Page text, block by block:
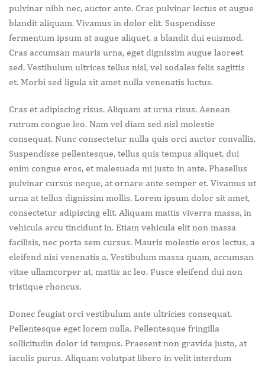
pulvinar nibh nec, auctor ante. Cras pulvinar lectus et augue
blandit aliquam. Vivamus in dolor elit. Suspendisse
fermentum ipsum at augue aliquet, a blandit dui euismod.
Cras accumsan mauris urna, eget dignissim augue laoreet
sed. Vestibulum ultrices tellus nisl, vel sodales felis sagittis
et. Morbi sed ligula sit amet nulla venenatis luctus.
Cras et adipiscing risus. Aliquam at urna risus. Aenean
rutrum congue leo. Nam vel diam sed nisl molestie
consequat. Nunc consectetur nulla quis orci auctor convallis.
Suspendisse pellentesque, tellus quis tempus aliquet, dui
enim congue eros, et malesuada mi justo in ante. Phasellus
pulvinar cursus neque, at ornare ante semper et. Vivamus ut
urna at tellus dignissim mollis. Lorem ipsum dolor sit amet,
consectetur adipiscing elit. Aliquam mattis viverra massa, in
vehicula arcu tincidunt in. Etiam vehicula elit non massa
facilisis, nec porta sem cursus. Mauris molestie eros lectus, a
eleifend nisi venenatis a. Vestibulum massa quam, accumsan
vitae ullamcorper at, mattis ac leo. Fusce eleifend dui non
tristique rhoncus.
Donec feugiat orci vestibulum ante ultricies consequat.
Pellentesque eget lorem nulla. Pellentesque fringilla
sollicitudin dolor id tempus. Praesent non gravida justo, at
iaculis purus. Aliquam volutpat libero in velit interdum